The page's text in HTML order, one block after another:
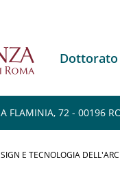
Dottorato
FLAMINIA, 72 - 00196
E TECNOLOGIA